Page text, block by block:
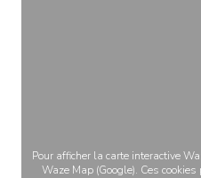
Pour afficher la carte interactive
Waze Map (Google). Ces